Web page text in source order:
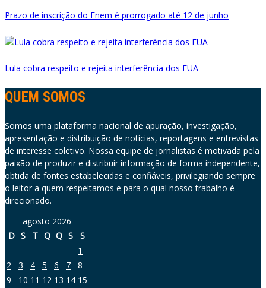
Prazo de inscrição do Enem é prorrogado até 12 de junho
Lula cobra respeito e rejeita interferência dos EUA
QUEM SOMOS
Somos uma plataforma nacional de apuração, investigação,
apresentação e distribuição de notícias, reportagens e entrevistas
de interesse coletivo. Nossa equipe de jornalistas é motivada pela
paixão de produzir e distribuir informação de forma independente,
obtida de fontes estabelecidas e confiáveis, privilegiando sempre
o leitor a quem respeitamos e para o qual nosso trabalho é
direcionado.
agosto 2026
D S T Q Q S
S
1
2
3 4 5 6 7
8
9
10 11 12 13 14 15